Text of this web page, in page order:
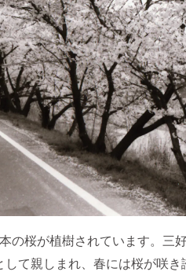
の桜が植樹されています。三
て親しまれ、春には桜が咲き